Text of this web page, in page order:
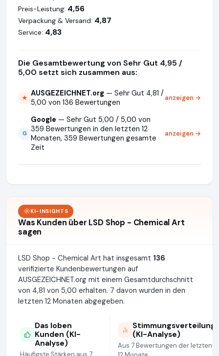
Preis-Leistung: 4,56
Verpackung & Versand: 4,87
Service: 4,83
Die Gesamtbewertung von Sehr Gut 4,95 /
5,00 setzt sich zusammen aus:
★ AUSGEZEICHNET.org — Sehr Gut 4,81 /
5,00 von 136 Bewertungen
anzeigen →
G
Google — Sehr Gut 5,00 / 5,00 von
359 Bewertungen in den letzten 12
Monaten, 359 Bewertungen gesamte
Zeit
anzeigen →
KI-INSIGHTS
Was Kunden über LSD Shop - Chemical Art
sagen
LSD Shop - Chemical Art hat insgesamt 136
verifizierte Kundenbewertungen auf
AUSGEZEICHNET.org mit einem Gesamtdurchschnitt
von 4,81 von 5,00 erhalten. 7 davon wurden in den
letzten 12 Monaten abgegeben.
Das loben
Kunden (KI-
Analyse)
Häufigste Stärken aus 7
Stimmungsverteilung
(KI-Analyse)
Aus 7 Bewertungen der letzten